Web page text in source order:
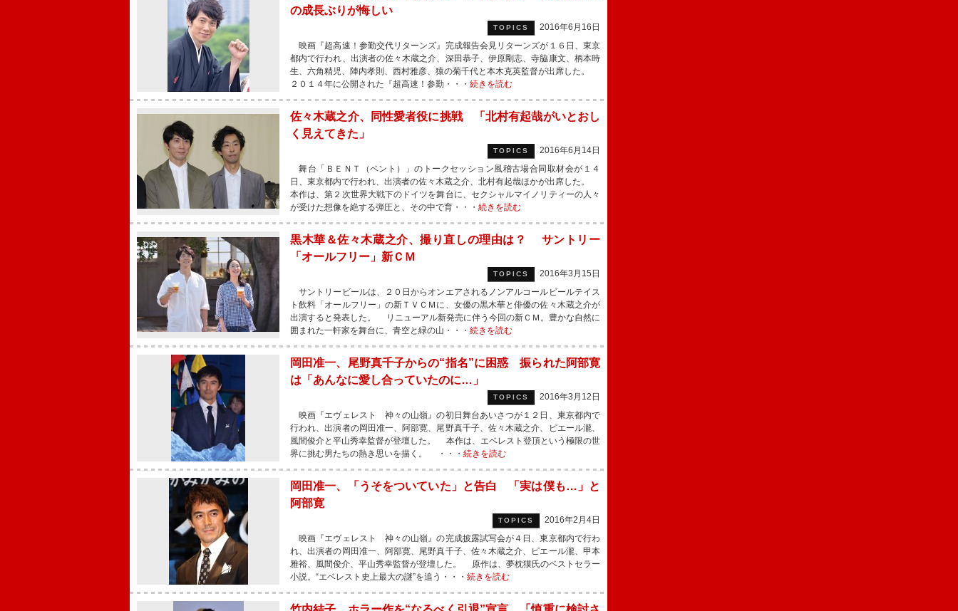
の成長ぶりが悔しい
TOPICS
2016年6月16日
映画『超高速！参勤交代リターンズ』完成報告会見リターンズが１６日、東京
都内で行われ、出演者の佐々木蔵之介、深田恭子、伊原剛志、寺脇康文、柄本時
生、六角精児、陣内孝則、西村雅彦、猿の菊千代と本木克英監督が出席した。
２０１４年に公開された『超高速！参勤・・・ 続きを読む
佐々木蔵之介、同性愛者役に挑戦 「北村有起哉がいとおし
く見えてきた」
TOPICS
2016年6月14日
舞台「ＢＥＮＴ（ベント）」のトークセッション風稽古場合同取材会が１４
日、東京都内で行われ、出演者の佐々木蔵之介、北村有起哉ほかが出席した。
本作は、第２次世界大戦下のドイツを舞台に、セクシャルマイノリティーの人々
が受けた想像を絶する弾圧と、その中で育・・・ 続きを読む
黒木華＆佐々木蔵之介、撮り直しの理由は？ サントリー
「オールフリー」新ＣＭ
TOPICS
2016年3月15日
サントリービールは、２０日からオンエアされるノンアルコールビールテイス
ト飲料「オールフリー」の新ＴＶＣＭに、女優の黒木華と俳優の佐々木蔵之介が
出演すると発表した。 リニューアル新発売に伴う今回の新ＣＭ。豊かな自然に
囲まれた一軒家を舞台に、青空と緑の山・・・ 続きを読む
岡田准一、尾野真千子からの“指名”に困惑 振られた阿部寛
は「あんなに愛し合っていたのに…」
TOPICS
2016年3月12日
映画『エヴェレスト 神々の山嶺』の初日舞台あいさつが１２日、東京都内で
行われ、出演者の岡田准一、阿部寛、尾野真千子、佐々木蔵之介、ピエール瀧、
風間俊介と平山秀幸監督が登壇した。 本作は、エベレスト登頂という極限の世
界に挑む男たちの熱き思いを描く。 ・・・ 続きを読む
岡田准一、「うそをついていた」と告白 「実は僕も…」と
阿部寛
TOPICS
2016年2月4日
映画『エヴェレスト 神々の山嶺』の完成披露試写会が４日、東京都内で行わ
れ、出演者の岡田准一、阿部寛、尾野真千子、佐々木蔵之介、ピエール瀧、甲本
雅裕、風間俊介、平山秀幸監督が登壇した。 原作は、夢枕獏氏のベストセラー
小説。“エベレスト史上最大の謎”を追う・・・ 続きを読む